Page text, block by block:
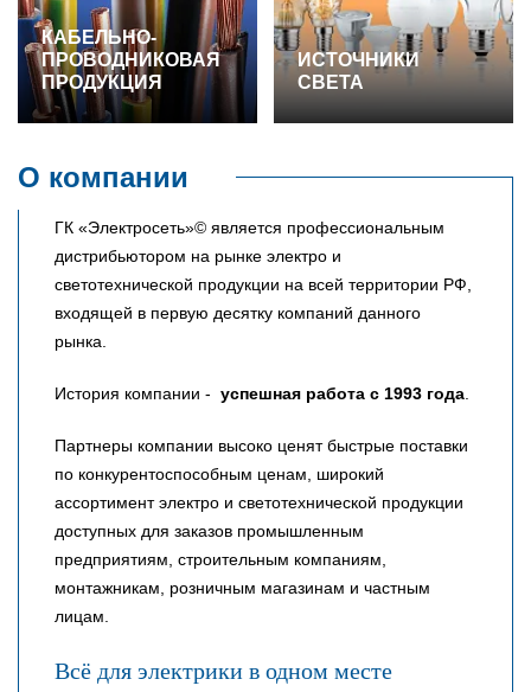
КАБЕЛЬНО-
ПРОВОДНИКОВАЯ
ПРОДУКЦИЯ
ИСТОЧНИКИ
СВЕТА
О компании
ГК «Электросеть»© является профессиональным
дистрибьютором на рынке электро и
светотехнической продукции на всей территории РФ,
входящей в первую десятку компаний данного
рынка.
История компании - успешная работа с 1993 года.
Партнеры компании высоко ценят быстрые поставки
по конкурентоспособным ценам, широкий
ассортимент электро и светотехнической продукции
доступных для заказов промышленным
предприятиям, строительным компаниям,
монтажникам, розничным магазинам и частным
лицам.
Всё для электрики в одном месте